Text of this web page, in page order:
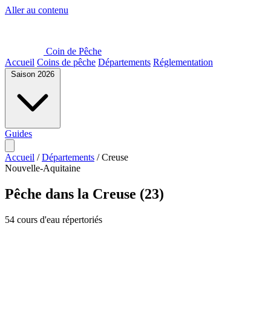
Aller au contenu
Coin de Pêche
Accueil Coins de pêche Départements Réglementation
Saison 2026
Guides
Accueil / Départements / Creuse
Nouvelle-Aquitaine
Pêche dans la Creuse (23)
54 cours d'eau répertoriés